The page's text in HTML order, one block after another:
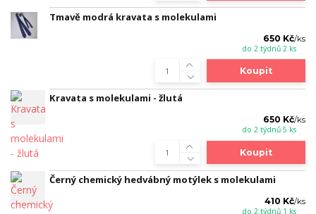
Tmavě modrá kravata s molekulami
650 Kč/ks
do 2 týdnů 2 ks
Koupit
Kravata s molekulami - žlutá
650 Kč/ks
do 2 týdnů 5 ks
Koupit
Černý chemický hedvábný motýlek s molekulami
410 Kč/ks
do 2 týdnů 1 ks